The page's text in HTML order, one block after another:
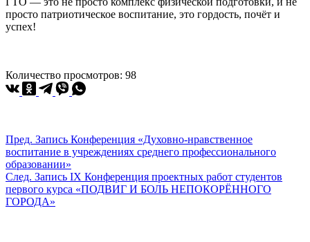
просто патриотическое воспитание, это гордость, почёт и
успех!
Количество просмотров: 98
Пред. Запись Конференция «Духовно-нравственное
воспитание в учреждениях среднего профессионального
образовании»
След. Запись IX Конференция проектных работ студентов
первого курса «ПОДВИГ И БОЛЬ НЕПОКОРЁННОГО
ГОРОДА»